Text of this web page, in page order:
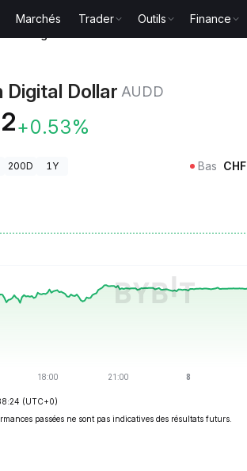
Marchés Trader Outils Finance
Digital Dollar AUDD
+0.53%
200D 1Y Bas CHF
(UTC+0)
passées ne sont pas indicatives des résultats futurs.